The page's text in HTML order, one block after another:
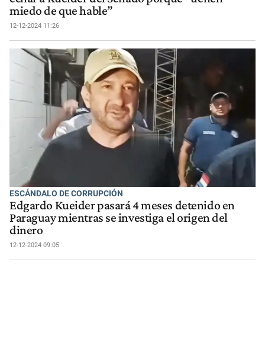
miedo de que hable”
12-12-2024 11:26
ESCÁNDALO DE CORRUPCIÓN
Edgardo Kueider pasará 4 meses detenido en
Paraguay mientras se investiga el origen del
dinero
12-12-2024 09:05